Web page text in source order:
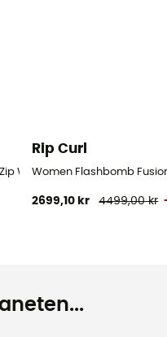
Wetsuit - Våddragter til surf
Rip Curl
Women Flashbomb
2699,10 kr 4499,00 kr